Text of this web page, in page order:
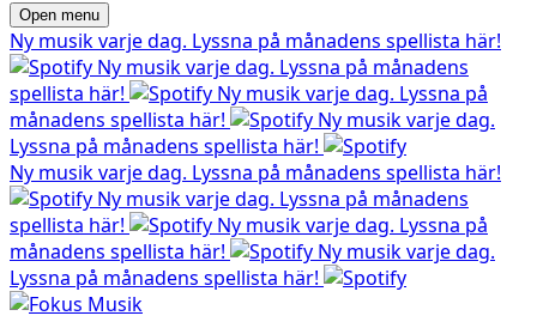
Open menu
Ny musik varje dag. Lyssna på månadens spellista här!
Ny musik varje dag. Lyssna på månadens
spellista här!
Ny musik varje dag. Lyssna på
månadens spellista här!
Ny musik varje dag.
Lyssna på månadens spellista här!
Ny musik varje dag. Lyssna på månadens spellista här!
Ny musik varje dag. Lyssna på månadens
spellista här!
Ny musik varje dag. Lyssna på
månadens spellista här!
Ny musik varje dag.
Lyssna på månadens spellista här!